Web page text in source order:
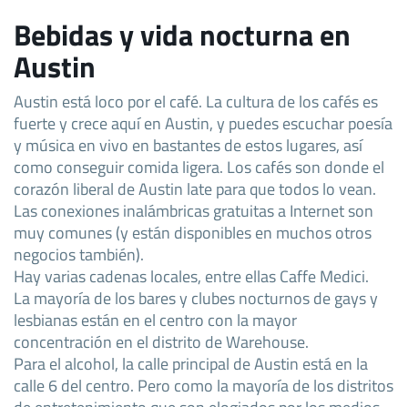
Bebidas y vida nocturna en
Austin
Austin está loco por el café. La cultura de los cafés es
fuerte y crece aquí en Austin, y puedes escuchar poesía
y música en vivo en bastantes de estos lugares, así
como conseguir comida ligera. Los cafés son donde el
corazón liberal de Austin late para que todos lo vean.
Las conexiones inalámbricas gratuitas a Internet son
muy comunes (y están disponibles en muchos otros
negocios también).
Hay varias cadenas locales, entre ellas Caffe Medici.
La mayoría de los bares y clubes nocturnos de gays y
lesbianas están en el centro con la mayor
concentración en el distrito de Warehouse.
Para el alcohol, la calle principal de Austin está en la
calle 6 del centro. Pero como la mayoría de los distritos